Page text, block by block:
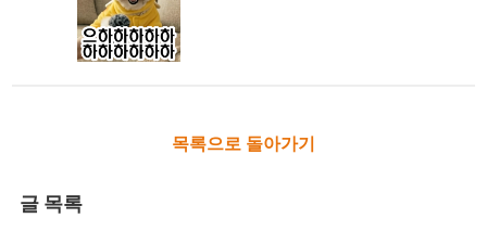
목록으로 돌아가기
글 목록